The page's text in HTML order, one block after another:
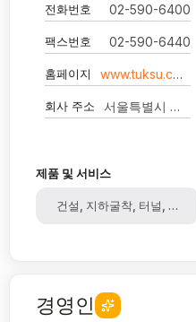
전화번호 02-590-6400
팩스번호 02-590-6440
홈페이지 www.tuksu.co.kr
회사 주소 서울특별시 강남구 도곡로7길 27 -
제품 및 서비스
건설, 지하굴착, 터널, 상하
경영인